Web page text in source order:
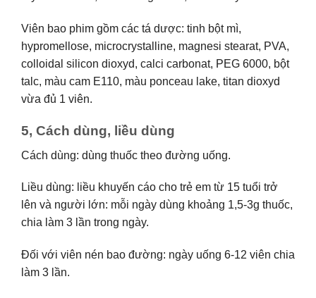
Viên bao phim gồm các tá dược: tinh bột mì,
hypromellose, microcrystalline, magnesi stearat, PVA,
colloidal silicon dioxyd, calci carbonat, PEG 6000, bột
talc, màu cam E110, màu ponceau lake, titan dioxyd
vừa đủ 1 viên.
5, Cách dùng, liều dùng
Cách dùng: dùng thuốc theo đường uống.
Liều dùng: liều khuyến cáo cho trẻ em từ 15 tuổi trở
lên và người lớn: mỗi ngày dùng khoảng 1,5-3g thuốc,
chia làm 3 lần trong ngày.
Đối với viên nén bao đường: ngày uống 6-12 viên chia
làm 3 lần.